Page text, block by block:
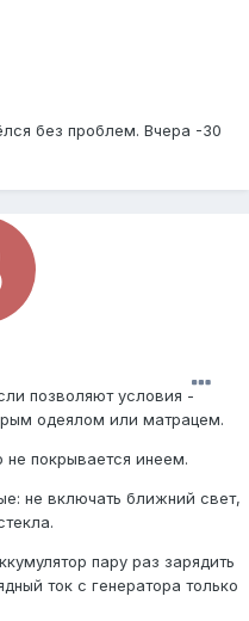
без проблем. Вчера -30
позволяют условия -
одеялом или матрацем.
покрывается инеем.
не включать ближний свет,
пару раз зарядить
ток с генератора только